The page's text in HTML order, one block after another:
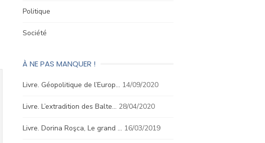
Politique
Société
À NE PAS MANQUER !
Livre. Géopolitique de l’Europ… 14/09/2020
Livre. L’extradition des Balte… 28/04/2020
Livre. Dorina Roşca, Le grand … 16/03/2019